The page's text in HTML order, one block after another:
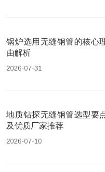
锅炉选用无缝钢管的核心
由解析
2026-07-31
地质钻探无缝钢管选型要
及优质厂家推荐
2026-07-10